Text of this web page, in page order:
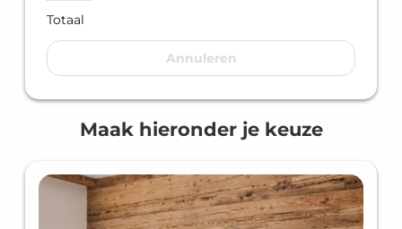
Totaal
Annuleren
Maak hieronder je keuze